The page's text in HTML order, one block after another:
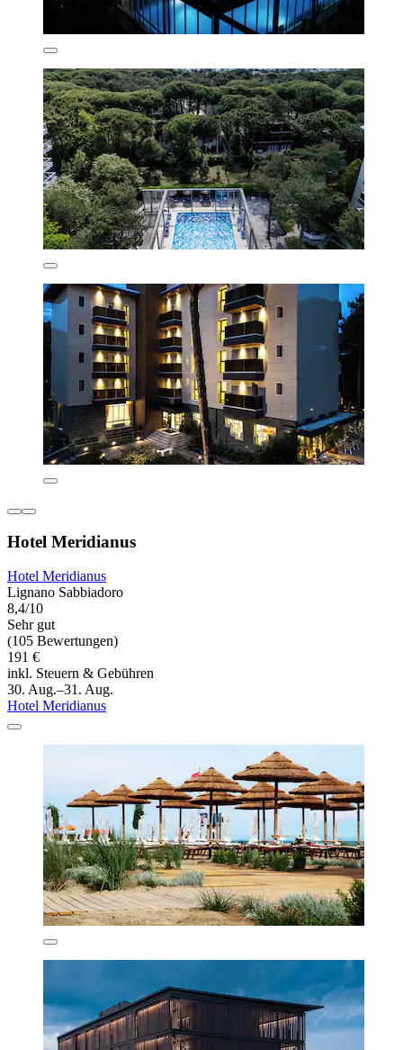
Hotel Meridianus
Hotel Meridianus
Lignano Sabbiadoro
8,4/10
Sehr gut
(105 Bewertungen)
191 €
inkl. Steuern & Gebühren
30. Aug.–31. Aug.
Hotel Meridianus